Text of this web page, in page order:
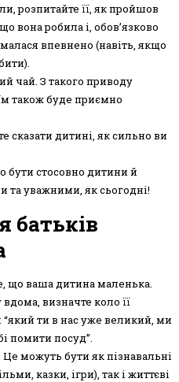
розпитайте її, як пройшов
вона робила і, обов’язково
впевнено (навіть, якщо
чай. З такого приводу
також буде приємно
сказати дитині, як сильно ви
бути стосовно дитини й
та уважними, як сьогодні!
батьків
що ваша дитина маленька.
визначте коло її
“який ти в нас уже великий, ми
помити посуд”.
Це можуть бути як пізнавальні
казки, ігри), так і життєві